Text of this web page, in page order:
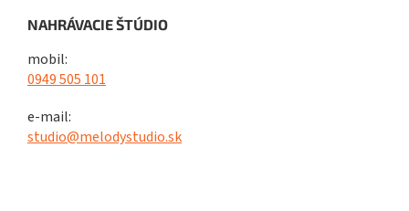
NAHRÁVACIE ŠTÚDIO
mobil:
0949 505 101
e-mail:
studio@melodystudio.sk